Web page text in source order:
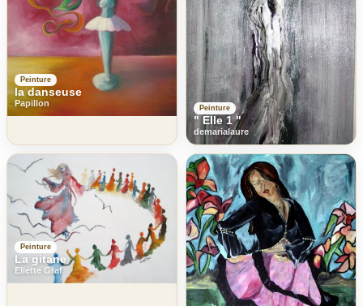
Peinture
la danseuse
Papillon Peinture
" Elle 1 "
demarialaure
Peinture
La gitane
Eliette Graf